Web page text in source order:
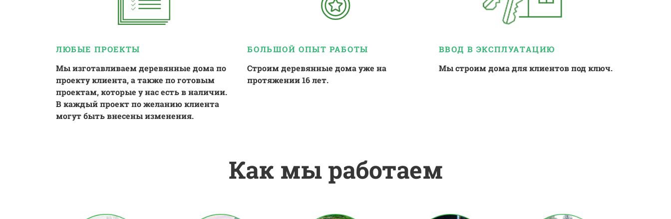
ЛЮБЫЕ ПРОЕКТЫ
Мы изготавливаем деревянные дома по
проекту клиента, а также по готовым
проектам, которые у нас есть в наличии.
В каждый проект по желанию клиента
могут быть внесены изменения.
БОЛЬШОЙ ОПЫТ РАБОТЫ
Строим деревянные дома уже на
протяжении 16 лет.
ВВОД В ЭКСПЛУАТАЦИЮ
Мы строим дома для клиентов под ключ.
Как мы работаем